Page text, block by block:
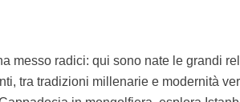
messo radici: qui sono nate le grandi
tra tradizioni millenarie e modernità